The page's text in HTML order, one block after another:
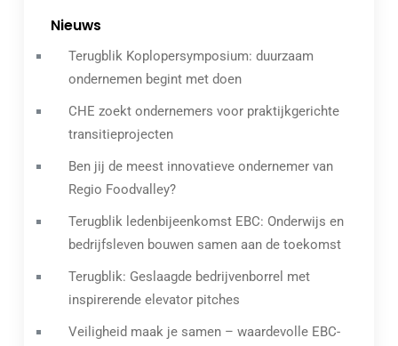
Nieuws
Terugblik Koplopersymposium: duurzaam
ondernemen begint met doen
CHE zoekt ondernemers voor praktijkgerichte
transitieprojecten
Ben jij de meest innovatieve ondernemer van
Regio Foodvalley?
Terugblik ledenbijeenkomst EBC: Onderwijs en
bedrijfsleven bouwen samen aan de toekomst
Terugblik: Geslaagde bedrijvenborrel met
inspirerende elevator pitches
Veiligheid maak je samen – waardevolle EBC-